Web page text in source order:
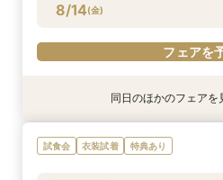
8/14(金)
フェアを
特典あり
【マイナビ限定】【
婚＆パパ・ママ婚相談
特典あり
＼マイナビ限定／【
つかるお得プラン♪最
特典あり
【マイナビ限定】【
挙式】温もりチャペ
特典あり
【マイナビ限定】先
式後の帰国後パーテ
特典あり
【マイナビ限定】衣
ランドドレスも！【
特典あり
【マイナビ限定】賢
式がお得！
特典あり
【マイナビ限定】来
約で10,000円の電子
同日のほかのフェアを
試食会 衣装試着 特典あり